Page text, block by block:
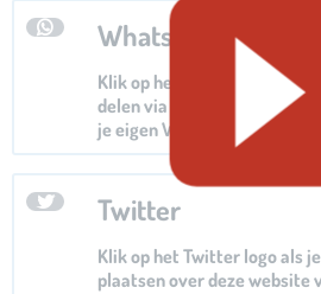
Whatsapp
Klik op het Whatsapp logo
delen via Whatsapp. Let op:
je eigen Whatsapp.
Twitter
Klik op het Twitter logo als
plaatsen over deze website